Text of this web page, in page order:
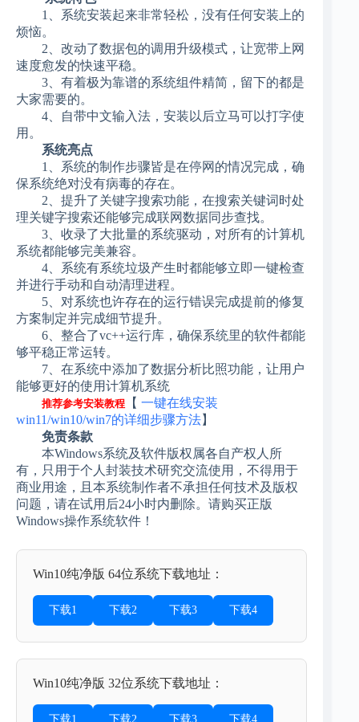
1、系统安装起来非常轻松，没有任何安装上的
烦恼。
2、改动了数据包的调用升级模式，让宽带上网
速度愈发的快速平稳。
3、有着极为靠谱的系统组件精简，留下的都是
大家需要的。
4、自带中文输入法，安装以后立马可以打字使
用。
系统亮点
1、系统的制作步骤皆是在停网的情况完成，确
保系统绝对没有病毒的存在。
2、提升了关键字搜索功能，在搜索关键词时处
理关键字搜索还能够完成联网数据同步查找。
3、收录了大批量的系统驱动，对所有的计算机
系统都能够完美兼容。
4、系统有系统垃圾产生时都能够立即一键检查
并进行手动和自动清理进程。
5、对系统也许存在的运行错误完成提前的修复
方案制定并完成细节提升。
6、整合了vc++运行库，确保系统里的软件都能
够平稳正常运转。
7、在系统中添加了数据分析比照功能，让用户
能够更好的使用计算机系统
推荐参考安装教程 【 一键在线安装
win11/win10/win7的详细步骤方法】
免责条款
本Windows系统及软件版权属各自产权人所
有，只用于个人封装技术研究交流使用，不得用于
商业用途，且本系统制作者不承担任何技术及版权
问题，请在试用后24小时内删除。请购买正版
Windows操作系统软件！
Win10纯净版 64位系统下载地址：
下载1 下载2 下载3 下载4
Win10纯净版 32位系统下载地址：
下载1 下载2 下载3 下载4